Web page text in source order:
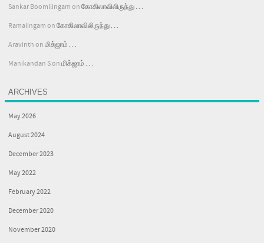
Sankar Boomilingam on கோகிலாவிலிருந்து . . .
Ramalingam on கோகிலாவிலிருந்து . . .
Aravinth on மிக்ஜாம் . . .
Manikandan Son மிக்ஜாம் . . .
ARCHIVES
May 2026
August 2024
December 2023
May 2022
February 2022
December 2020
November 2020